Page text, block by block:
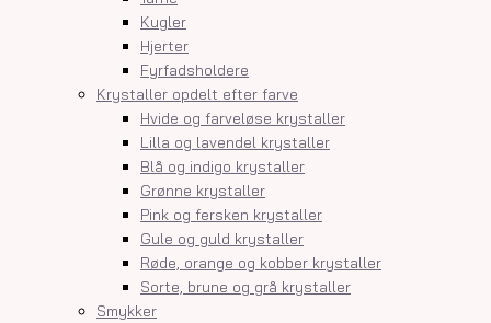
Kugler
Hjerter
Fyrfadsholdere
Krystaller opdelt efter farve
Hvide og farveløse krystaller
Lilla og lavendel krystaller
Blå og indigo krystaller
Grønne krystaller
Pink og fersken krystaller
Gule og guld krystaller
Røde, orange og kobber krystaller
Sorte, brune og grå krystaller
Smykker